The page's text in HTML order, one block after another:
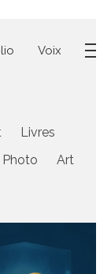
Voix
Livres
Photo
Art